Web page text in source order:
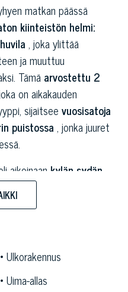
matkan päässä
kiinteistön helmi:
, joka ylittää
ja muuttuu
Tämä arvostettu 2
on aikakauden
sijaitseevuosisatoja
puistossa , jonka juuret
aikoinaan kylän sydän
Jokainen kivi kertoo
lähtien, mikä tekee
ja vallasta.
ovenläpi, jossa
Ulkorakennus
Uima-allas